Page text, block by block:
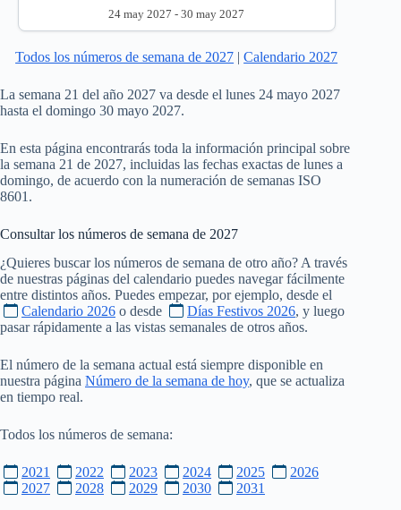
24 may 2027 - 30 may 2027
Todos los números de semana de 2027 |Calendario 2027
La semana 21 del año 2027 va desde el lunes 24 mayo 2027
hasta el domingo 30 mayo 2027.
En esta página encontrarás toda la información principal sobre
la semana 21 de 2027, incluidas las fechas exactas de lunes a
domingo, de acuerdo con la numeración de semanas ISO
8601.
Consultar los números de semana de 2027
¿Quieres buscar los números de semana de otro año? A través
de nuestras páginas del calendario puedes navegar fácilmente
entre distintos años. Puedes empezar, por ejemplo, desde el
Calendario 2026 o desde Días Festivos 2026, y luego
pasar rápidamente a las vistas semanales de otros años.
El número de la semana actual está siempre disponible en
nuestra página Número de la semana de hoy, que se actualiza
en tiempo real.
Todos los números de semana:
2021 2022 2023 2024 2025
2026
2027
2028 2029 2030 2031